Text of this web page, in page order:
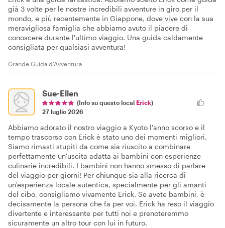
già 3 volte per le nostre incredibili avventure in giro per il
mondo, e più recentemente in Giappone, dove vive con la sua
meravigliosa famiglia che abbiamo avuto il piacere di
conoscere durante l'ultimo viaggio. Una guida caldamente
consigliata per qualsiasi avventura!
Grande Guida d'Avventura
Sue-Ellen
(Info su questo local Erick)
27 luglio 2026
Abbiamo adorato il nostro viaggio a Kyoto l'anno scorso e il
tempo trascorso con Erick è stato uno dei momenti migliori.
Siamo rimasti stupiti da come sia riuscito a combinare
perfettamente un'uscita adatta ai bambini con esperienze
culinarie incredibili. I bambini non hanno smesso di parlare
del viaggio per giorni! Per chiunque sia alla ricerca di
un'esperienza locale autentica, specialmente per gli amanti
del cibo, consigliamo vivamente Erick. Se avete bambini, è
decisamente la persona che fa per voi. Erick ha reso il viaggio
divertente e interessante per tutti noi e prenoteremmo
sicuramente un altro tour con lui in futuro.